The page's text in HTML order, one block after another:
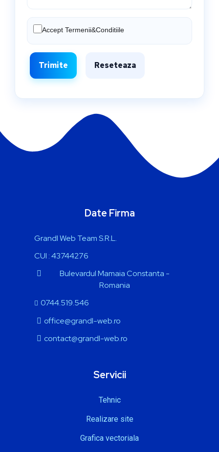
Accept Termenii&Conditiile
Date Firma
Grandl Web Team S.R.L.
CUI : 43744276
Bulevardul MamaiaConstanta -
Romania
0744.519.546
office@grandl-web.ro
contact@grandl-web.ro
Servicii
Tehnic
Realizare site
Grafica vectoriala